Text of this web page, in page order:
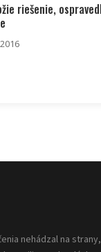
riešenie,
nehádzal na strany,